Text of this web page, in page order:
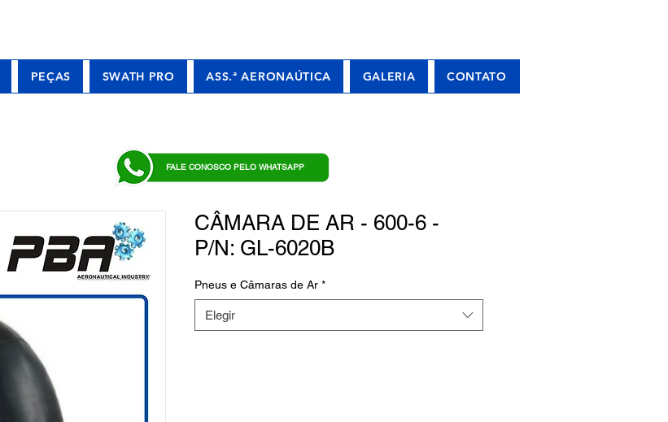
PEÇAS SWATH PRO ASS.ª AERONAÚTICA GALERIA CONTATO
FALE CONOSCO PELO WHATSAPP
CÂMARA DE AR - 600-6 -
P/N: GL-6020B
Pneus e Câmaras de Ar *
Elegir